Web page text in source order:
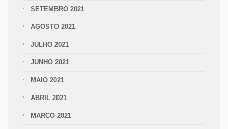
SETEMBRO 2021
AGOSTO 2021
JULHO 2021
JUNHO 2021
MAIO 2021
ABRIL 2021
MARÇO 2021